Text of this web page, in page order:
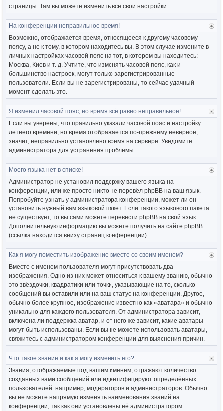
страницы. Там вы можете изменить все свои настройки.
На конференции неправильное время!
Возможно, отображается время, относящееся к другому часовому
поясу, а не к тому, в котором находитесь вы. В этом случае измените в
личных настройках часовой пояс на тот, в котором вы находитесь:
Москва, Киев и т. д. Учтите, что изменять часовой пояс, как и
большинство настроек, могут только зарегистрированные
пользователи. Если вы не зарегистрированы, то сейчас удачный
момент сделать это.
Я изменил часовой пояс, но время всё равно неправильное!
Если вы уверены, что правильно указали часовой пояс и настройку
летнего времени, но время отображается по-прежнему неверное,
значит, неправильно установлено время на сервере. Уведомите
администратора для устранения проблемы.
Моего языка нет в списке!
Администратор не установил поддержку вашего языка на
конференции, или же просто никто не перевёл phpBB на ваш язык.
Попробуйте узнать у администратора конференции, может ли он
установить нужный вам языковой пакет. Если такого языкового пакета
не существует, то вы сами можете перевести phpBB на свой язык.
Дополнительную информацию вы можете получить на сайте phpBB
(ссылка находится внизу страниц конференции).
Как я могу поместить изображение вместе со своим именем?
Вместе с именем пользователя могут присутствовать два
изображения. Одно из них может относиться к вашему званию, обычно
это звёздочки, квадратики или точки, указывающие на то, сколько
сообщений вы оставили или на ваш статус на конференции. Другое,
обычно более крупное, изображение известно как «аватара» и обычно
уникально для каждого пользователя. От администратора зависит,
включена ли поддержка аватар, и от него же зависит, какие аватары
могут быть использованы. Если вы не можете использовать аватары,
свяжитесь с администратором конференции для выяснения причин.
Что такое звание и как я могу изменить его?
Звания, отображаемые под вашим именем, отражают количество
созданных вами сообщений или идентифицируют определённых
пользователей: например, модераторов и администраторов. Обычно
вы не можете напрямую изменять наименования званий на
конференции, так как они установлены её администратором.